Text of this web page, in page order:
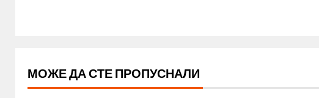
МОЖЕ ДА СТЕ ПРОПУСНАЛИ